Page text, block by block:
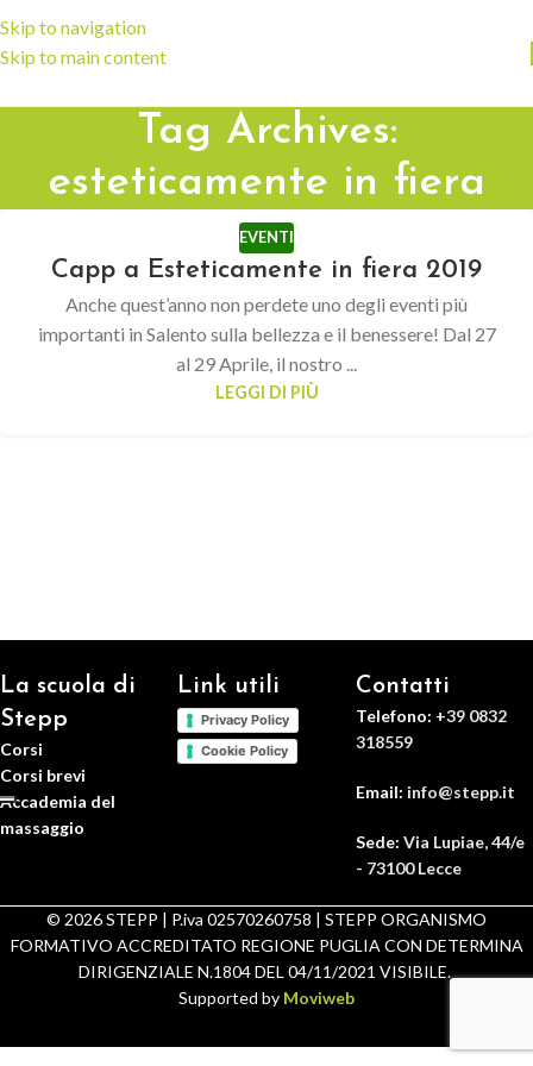
Skip to navigation
Skip to main content
Tag Archives:
esteticamente in fiera
EVENTI
Capp a Esteticamente in fiera 2019
Anche quest’anno non perdete uno degli eventi più
importanti in Salento sulla bellezza e il benessere! Dal 27
al 29 Aprile, il nostro ...
LEGGI DI PIÙ
La scuola di
Stepp
Corsi
Corsi brevi
Accademia del
massaggio
Link utili
Privacy Policy
Cookie Policy
Contatti
Telefono: +39 0832
318559
Email: info@stepp.it
Sede: Via Lupiae, 44/e
- 73100 Lecce
© 2026 STEPP | P.iva 02570260758 | STEPP ORGANISMO
FORMATIVO ACCREDITATO REGIONE PUGLIA CON DETERMINA
DIRIGENZIALE N.1804 DEL 04/11/2021 VISIBILE.
Supported by Moviweb